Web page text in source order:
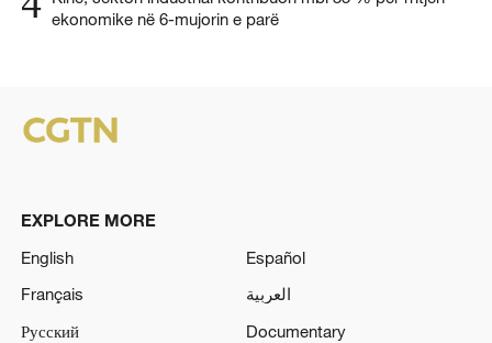
ekonomike në 6-mujorin e parë
EXPLORE MORE
English
Español
Français
العربية
Русский
Documentary